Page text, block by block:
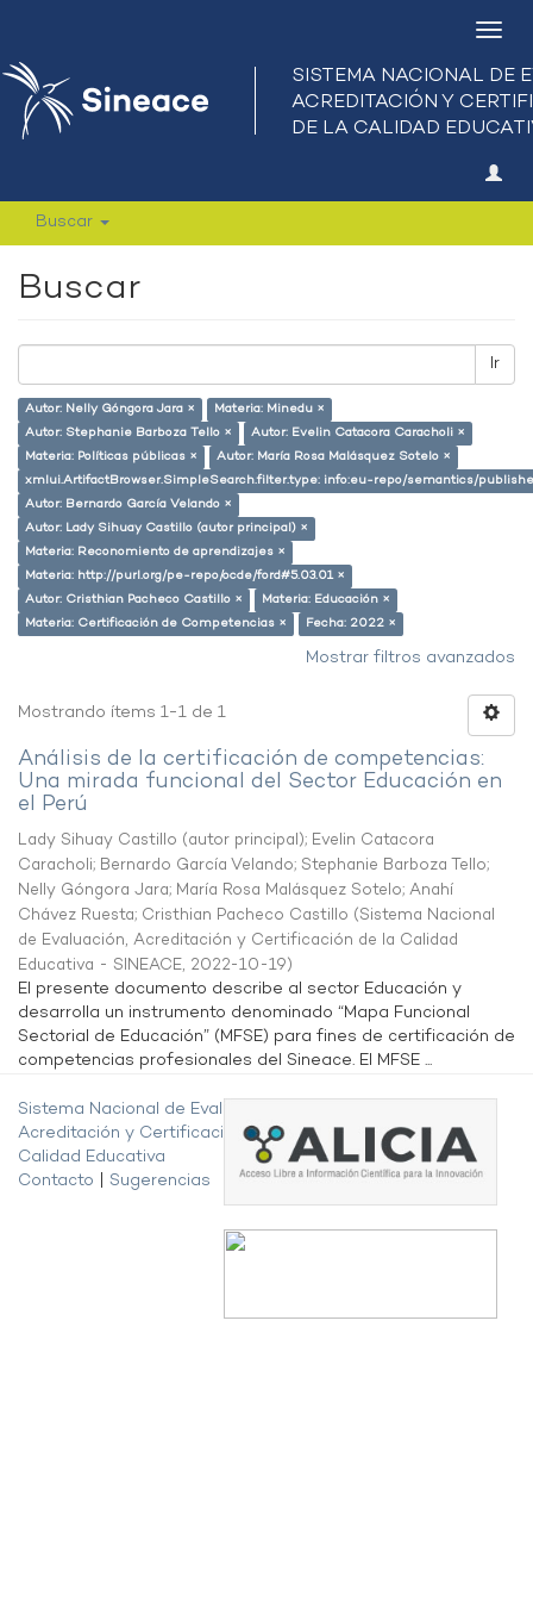
Buscar
Buscar
Ir
Autor: Nelly Góngora Jara ×
Materia: Minedu ×
Autor: Stephanie Barboza Tello ×
Autor: Evelin Catacora Caracholi ×
Materia: Políticas públicas ×
Autor: María Rosa Malásquez Sotelo ×
xmlui.ArtifactBrowser.SimpleSearch.filter.type: info:eu-repo/semantics/
Autor: Bernardo García Velando ×
Autor: Lady Sihuay Castillo (autor principal) ×
Materia: Reconomiento de aprendizajes ×
Materia: http://purl.org/pe-repo/ocde/ford#5.03.01 ×
Autor: Cristhian Pacheco Castillo ×
Materia: Educación ×
Materia: Certificación de Competencias ×
Fecha: 2022 ×
Mostrar filtros avanzados
Mostrando ítems 1-1 de 1
Análisis de la certificación de competencias:
Una mirada funcional del Sector Educación en
el Perú
Lady Sihuay Castillo (autor principal); Evelin Catacora
Caracholi; Bernardo García Velando; Stephanie Barboza Tello;
Nelly Góngora Jara; María Rosa Malásquez Sotelo; Anahí
Chávez Ruesta; Cristhian Pacheco Castillo (Sistema Nacional
de Evaluación, Acreditación y Certificación de la Calidad
Educativa - SINEACE, 2022-10-19)
El presente documento describe al sector Educación y
desarrolla un instrumento denominado “Mapa Funcional
Sectorial de Educación” (MFSE) para fines de certificación de
competencias profesionales del Sineace. El MFSE ...
Sistema Nacional de Evaluación,
Acreditación y Certificación de la
Calidad Educativa
Contacto
Sugerencias